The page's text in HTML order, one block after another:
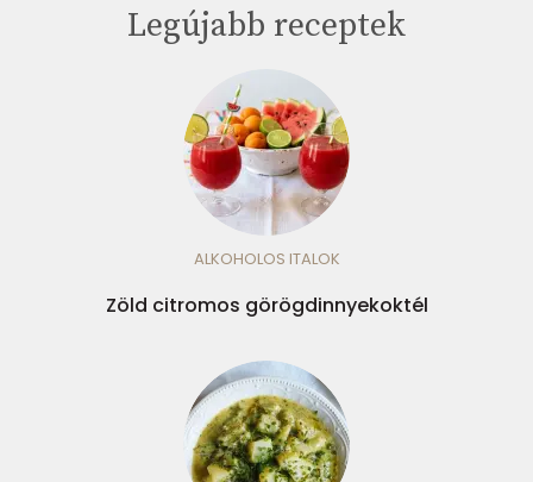
Legújabb receptek
ALKOHOLOS ITALOK
Zöld citromos görögdinnyekoktél